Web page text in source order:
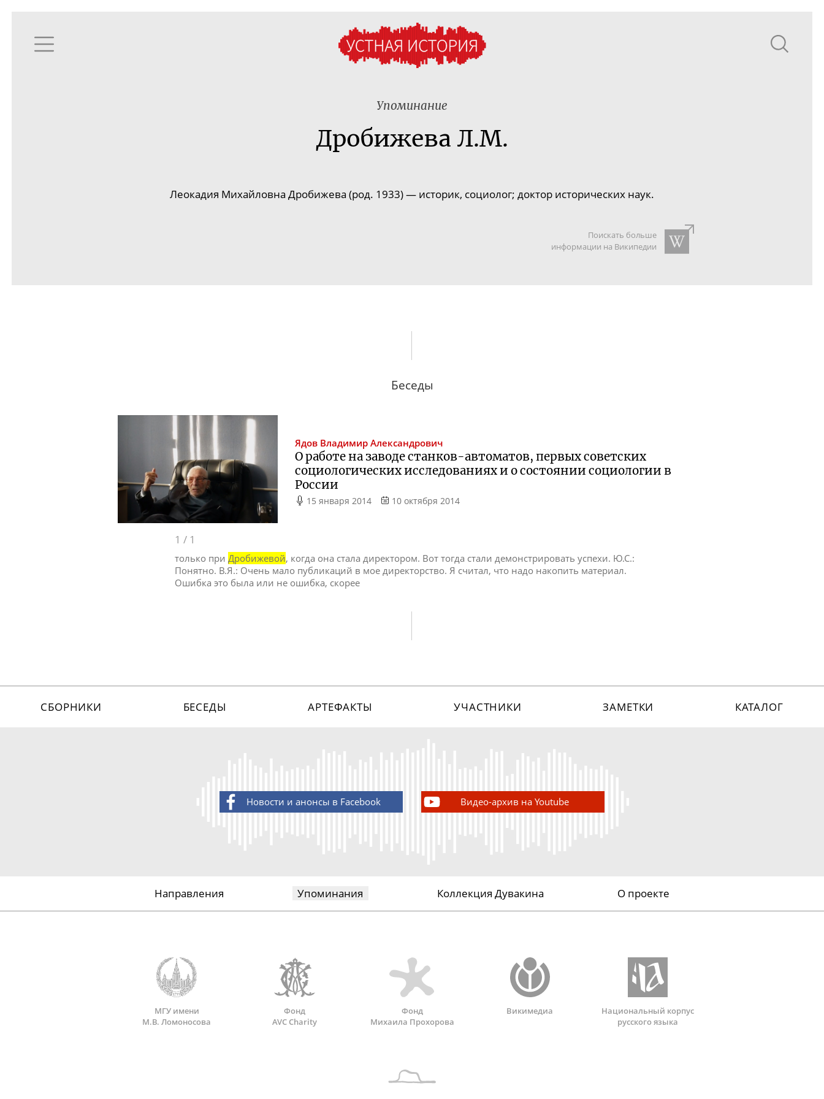
Упоминание
Дробижева Л.М.
Леокадия Михайловна Дробижева (род. 1933) — историк, социолог; доктор исторических наук.
Поискать больше
информации на Википедии
Беседы
Ядов Владимир Александрович
О работе на заводе станков-автоматов, первых советских
социологических исследованиях и о состоянии социологии в
России
15 января 2014 10 октября 2014
1 / 1
только при Дробижевой, когда она стала директором. Вот тогда стали демонстрировать успехи. Ю.С.:
Понятно. В.Я.: Очень мало публикаций в мое директорство. Я считал, что надо накопить материал.
Ошибка это была или не ошибка, скорее
СБОРНИКИ БЕСЕДЫ АРТЕФАКТЫ УЧАСТНИКИ ЗАМЕТКИ КАТАЛОГ
Новости и анонсы в Facebook Видео-архив на Youtube
Направления Упоминания Коллекция Дувакина О проекте
МГУ имени
М.В. Ломоносова
Фонд
AVC Charity
Фонд
Михаила Прохорова
Викимедиа
Национальный корпус
русского языка